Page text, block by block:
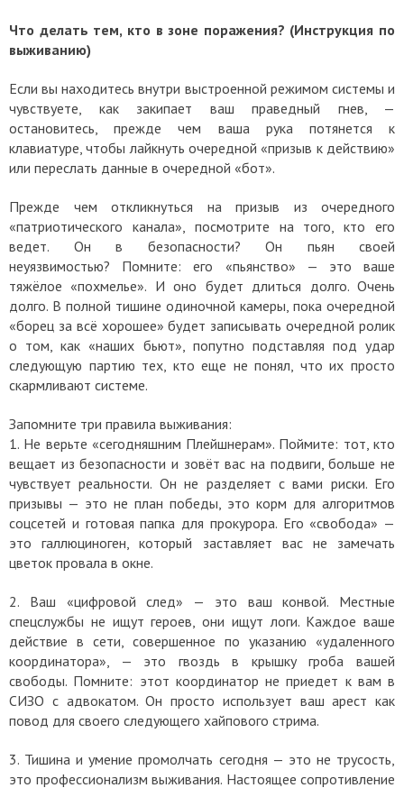
Что делать тем, кто в зоне поражения? (Инструкция по
выживанию)
Если вы находитесь внутри выстроенной режимом системы и
чувствуете, как закипает ваш праведный гнев, —
остановитесь, прежде чем ваша рука потянется к
клавиатуре, чтобы лайкнуть очередной «призыв к действию»
или переслать данные в очередной «бот».
Прежде чем откликнуться на призыв из очередного
«патриотического канала», посмотрите на того, кто его
ведет. Он в безопасности? Он пьян своей
неуязвимостью? Помните: его «пьянство» — это ваше
тяжёлое «похмелье». И оно будет длиться долго. Очень
долго. В полной тишине одиночной камеры, пока очередной
«борец за всё хорошее» будет записывать очередной ролик
о том, как «наших бьют», попутно подставляя под удар
следующую партию тех, кто еще не понял, что их просто
скармливают системе.
Запомните три правила выживания:
1. Не верьте «сегодняшним Плейшнерам». Поймите: тот, кто
вещает из безопасности и зовёт вас на подвиги, больше не
чувствует реальности. Он не разделяет с вами риски. Его
призывы — это не план победы, это корм для алгоритмов
соцсетей и готовая папка для прокурора. Его «свобода» —
это галлюциноген, который заставляет вас не замечать
цветок провала в окне.
2.
Ваш «цифровой след» — это ваш конвой. Местные
спецслужбы не ищут героев, они ищут логи. Каждое ваше
действие в сети, совершенное по указанию «удаленного
координатора», — это гвоздь в крышку гроба вашей
свободы. Помните: этот координатор не приедет к вам в
СИЗО с адвокатом. Он просто использует ваш арест как
повод для своего следующего хайпового стрима.
3. Тишина и умение промолчать сегодня — это не трусость,
это профессионализм выживания. Настоящее сопротивление